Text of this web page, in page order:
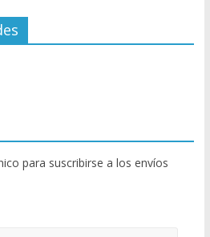
para suscribirse a los envíos